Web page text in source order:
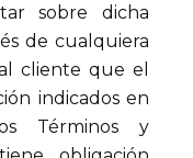
sobre dicha
de cualquiera
cliente que el
indicados en
Términos y